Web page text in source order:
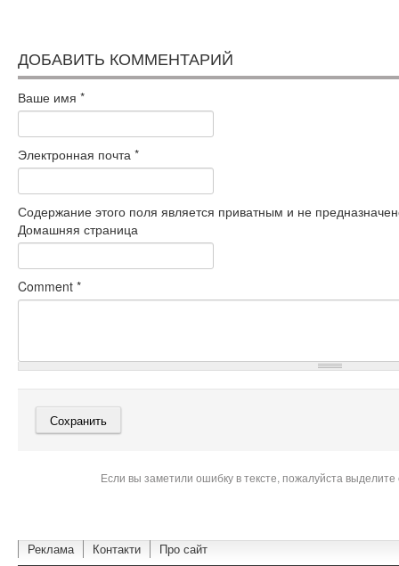
ДОБАВИТЬ КОММЕНТАРИЙ
Ваше имя *
Электронная почта *
Содержание этого поля является приватным и не
Домашняя страница
Comment *
Если вы заметили ошибку в тексте, пожалуйста
Реклама Контакти Про сайт